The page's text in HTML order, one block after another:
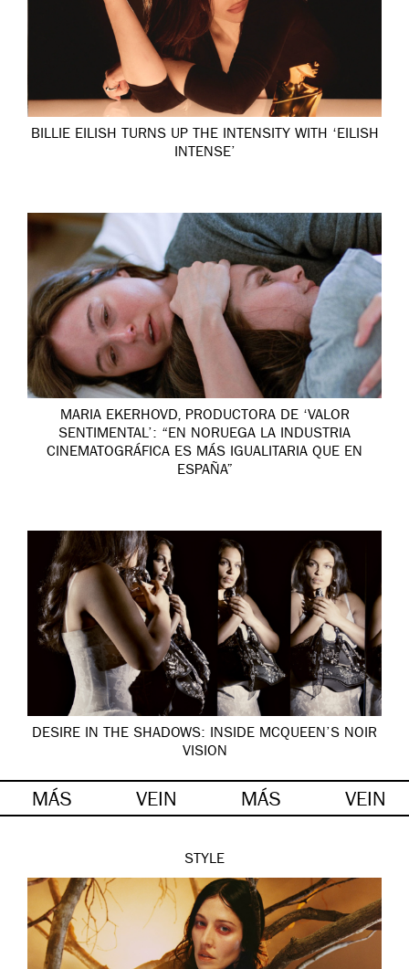
BILLIE EILISH TURNS UP THE INTENSITY WITH ‘EILISH
INTENSE’
MARIA EKERHOVD, PRODUCTORA DE ‘VALOR
SENTIMENTAL’: “EN NORUEGA LA INDUSTRIA
CINEMATOGRÁFICA ES MÁS IGUALITARIA QUE EN
ESPAÑA”
DESIRE IN THE SHADOWS: INSIDE MCQUEEN’S NOIR
VISION
MÁS VEIN MÁS VEIN
STYLE